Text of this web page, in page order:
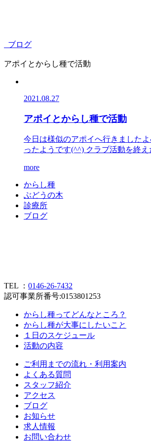
ブログ
アポイとからし種で活動
2021.08.27
アポイとからし種で活動
今日は様似のアポイへ行きました
ったようです(^^) クラブ活動を終
more
から し種
ぶどう の木
診療所
ブロ グ
TEL ： 0146-26-7432
認可事業所番号:0153801253
からし種ってどんなところ？
からし種が大事にしたいこと
１日のスケジュール
活動の内容
ご利用までの流れ・利用案内
よくある質問
スタッフ紹介
アクセス
ブログ
お知らせ
求人情報
お問い合わせ